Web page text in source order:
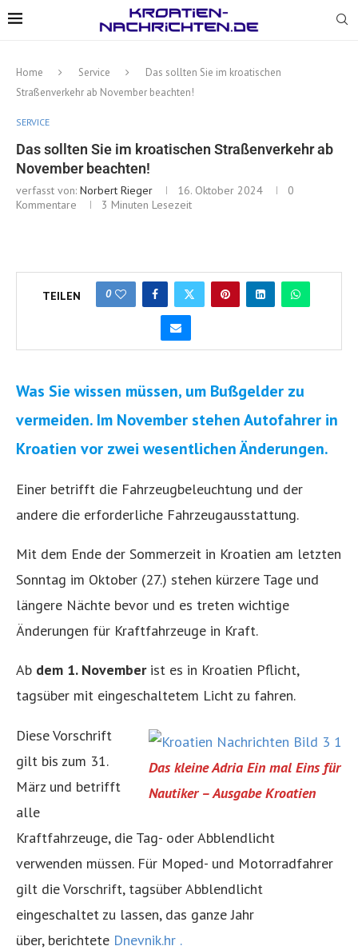
Home Service
Das sollten Sie im kroatischen
Straßenverkehr ab November beachten!
SERVICE
Das sollten Sie im kroatischen Straßenverkehr ab
November beachten!
verfasst von: Norbert Rieger 16. Oktober 2024
0
Kommentare
3 Minuten Lesezeit
TEILEN 0
Was Sie wissen müssen, um Bußgelder zu
vermeiden. Im November stehen Autofahrer in
Kroatien vor zwei wesentlichen Änderungen.
Einer betrifft die Fahrzeugbeleuchtung und der
andere die erforderliche Fahrzeugausstattung.
Mit dem Ende der Sommerzeit in Kroatien am letzten
Sonntag im Oktober (27.) stehen kürzere Tage und
längere Nächte bevor und es treten wichtige
Änderungen für Kraftfahrzeuge in Kraft.
Ab dem 1. Novemberist es in Kroatien Pflicht,
tagsüber mit eingeschaltetem Licht zu fahren.
Das kleine Adria Ein mal Eins für
Nautiker – Ausgabe Kroatien
Diese Vorschrift
gilt bis zum 31.
März und betrifft
alle
Kraftfahrzeuge, die Tag- oder Abblendlicht
verwenden müssen. Für Moped- und Motorradfahrer
gilt die Vorschrift, tagsüber Abblendlicht
eingeschaltet zu lassen, das ganze Jahr
über, berichtete Dnevnik.hr .